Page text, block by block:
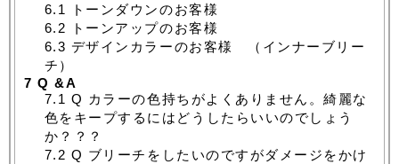
6.1
トーンダウンのお客様
6.2 トーンアップのお客様
6.3 デザインカラーのお客様 （インナーブリー
チ）
7 Q &A
7.1 Q カラーの色持ちがよくありません。綺麗な
色をキープするにはどうしたらいいのでしょう
か？？？
7.2 Q ブリーチをしたいのですがダメージをかけ